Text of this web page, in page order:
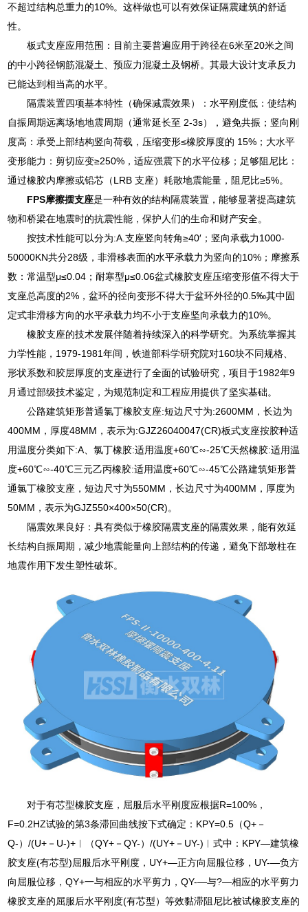
不超过结构总重力的10%。这样做也可以有效保证隔震建筑的舒适
性。
板式支座应用范围：目前主要普遍应用于跨径在6米至20米之间
的中小跨径钢筋混凝土、预应力混凝土及钢桥。其最大设计支承反力
已能达到相当高的水平。
隔震装置四项基本特性（确保减震效果）：水平刚度低：使结构
自振周期远离场地地震周期（通常延长至 2-3s），避免共振；竖向刚
度高：承受上部结构竖向荷载，压缩变形≤橡胶厚度的 15%；大水平
变形能力：剪切应变≥250%，适应强震下的水平位移；足够阻尼比：
通过橡胶内摩擦或铅芯（LRB 支座）耗散地震能量，阻尼比≥5%。
FPS摩擦摆支座是一种有效的结构隔震装置，能够显著提高建筑
物和桥梁在地震时的抗震性能，保护人们的生命和财产安全。
按技术性能可以分为:A.支座竖向转角≥40′；竖向承载力1000-
50000KN共分28级，非滑移表面的水平承载力为竖向的10%；摩擦系
数：常温型μ≤0.04；耐寒型μ≤0.06盆式橡胶支座压缩变形值不得大于
支座总高度的2%，盆环的径向变形不得大于盆环外径的0.5‰其中固
定式非滑移方向的水平承载力均不小于支座坚向承载力的10%。
橡胶支座的技术发展伴随着持续深入的科学研究。为系统掌握其
力学性能，1979-1981年间，铁道部科学研究院对160块不同规格、
形状系数和胶层厚度的支座进行了全面的试验研究，项目于1982年9
月通过部级技术鉴定，为规范制定和工程应用提供了坚实基础。
公路建筑矩形普通氯丁橡胶支座:短边尺寸为:2600MM，长边为
400MM，厚度48MM，表示为:GJZ26040047(CR)板式支座按胶种适
用温度分类如下:A、氯丁橡胶:适用温度+60℃∽-25℃天然橡胶:适用温
度+60℃∽-40℃三元乙丙橡胶:适用温度+60℃∽-45℃公路建筑矩形普
通氯丁橡胶支座，短边尺寸为550MM，长边尺寸为400MM，厚度为
50MM，表示为GJZ550×400×50(CR)。
隔震效果良好：具有类似于橡胶隔震支座的隔震效果，能有效延
长结构自振周期，减少地震能量向上部结构的传递，避免下部墩柱在
地震作用下发生塑性破坏。
对于有芯型橡胶支座，屈服后水平刚度应根据R=100%，
F=0.2HZ试验的第3条滞回曲线按下式确定：KPY=0.5（Q+－
Q-）/(U+－U-)+︱（QY+－QY-）/(UY+－UY-)︱式中：KPY―建筑橡
胶支座(有芯型)屈服后水平刚度，UY+―正方向屈服位移，UY-―负方
向屈服位移，QY+一与相应的水平剪力，QY-―与?—相应的水平剪力
橡胶支座的屈服后水平刚度(有芯型）等效黏滞阻尼比被试橡胶支座的